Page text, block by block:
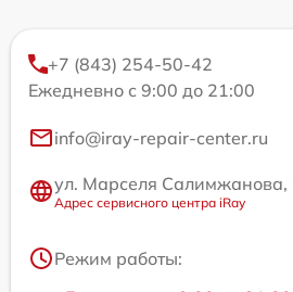
+7 (843) 254-50-42
Ежедневно с 9:00 до 21:00
info@iray-repair-center.ru
ул. Марселя Салимжанова,
Адрес сервисного центра iRay
Режим работы: